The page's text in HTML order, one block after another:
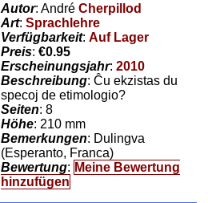
Autor: André Cherpillod
Art: Sprachlehre
Verfügbarkeit: Auf Lager
Preis: €0.95
Erscheinungsjahr: 2010
Beschreibung: Ĉu ekzistas du
specoj de etimologio?
Seiten: 8
Höhe: 210 mm
Bemerkungen: Dulingva
(Esperanto, Franca)
Bewertung: Meine Bewertung
hinzufügen